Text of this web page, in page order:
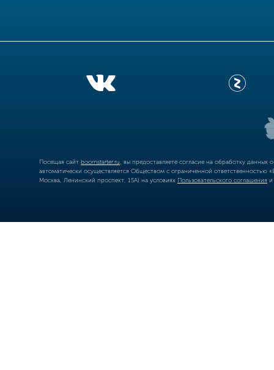
Посещая сайт boomstarter.ru , вы предоставляете согласие на обработку
автоматически осуществляется Обществом с ограниченной
Москва, Ленинский проспект, 15А) на условиях Пользовательского соглашения и